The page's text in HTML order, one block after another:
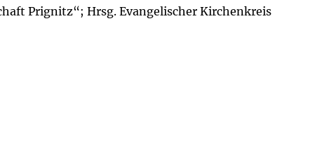
Prignitz“; Hrsg. Evangelischer Kirchenkreis